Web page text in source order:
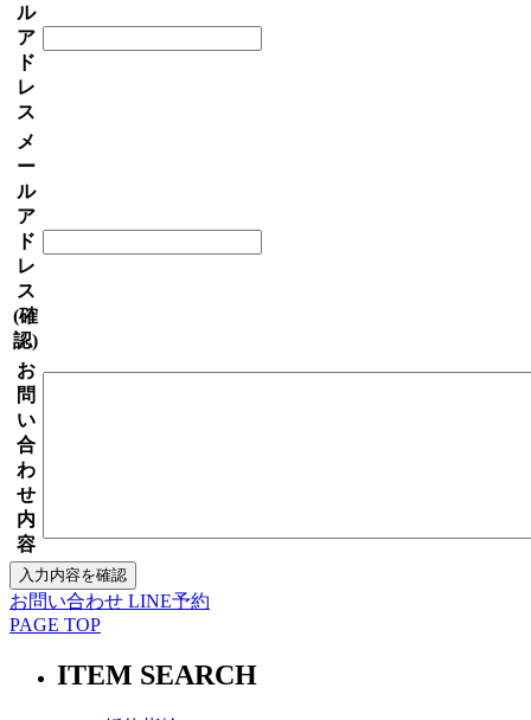
ル
ア
ド
レ
ス
メ
ー
ル
ア
ド
レ
ス
(確
認)
お
問
い
合
わ
せ
内
容
お問い合わせ LINE予約
PAGE TOP
ITEM SEARCH